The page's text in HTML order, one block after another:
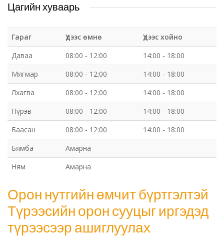
Цагийн хуваарь
Гараг Үдээс өмнө
Үдээс хойно
Даваа
08:00 - 12:00
14:00 - 18:00
Мягмар
08:00 - 12:00
14:00 - 18:00
Лхагва
08:00 - 12:00
14:00 - 18:00
Пүрэв
08:00 - 12:00
14:00 - 18:00
Баасан
08:00 - 12:00
14:00 - 18:00
Бямба
Амарна
Ням
Амарна
Орон нутгийн өмчит бүртгэлтэй
Түрээсийн орон сууцыг иргэдэд
түрээсээр ашиглуулах